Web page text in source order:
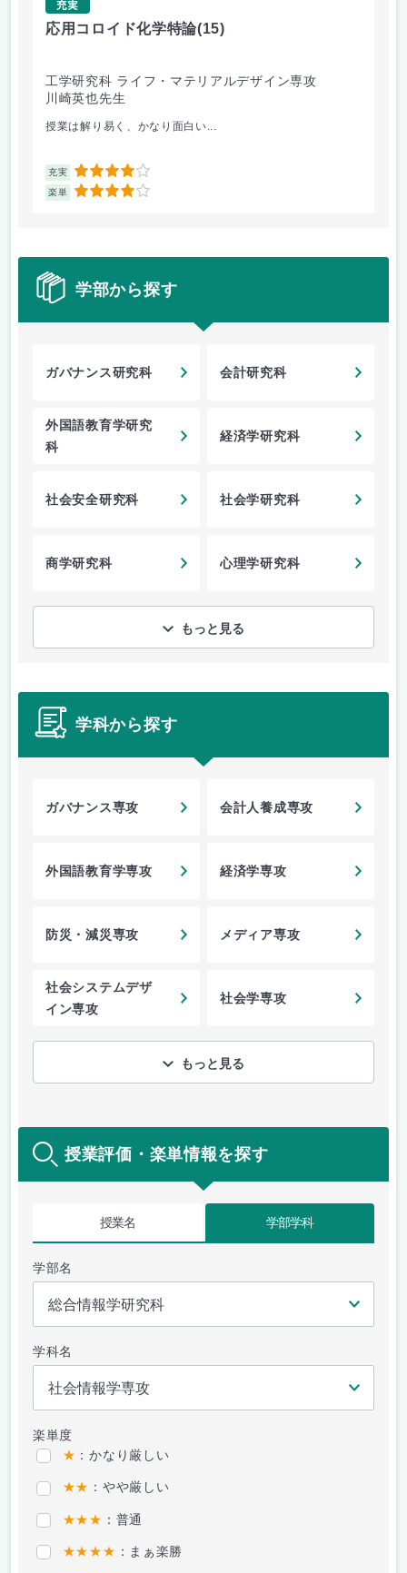
充実
応用コロイド化学特論(15)
工学研究科 ライフ・マテリアルデザイン専攻
川崎英也先生
授業は解り易く、かなり面白い...
充実 4
楽単 4
学部から探す
ガバナンス研究科 会計研究科
外国語教育学研究
科
経済学研究科
社会安全研究科 社会学研究科
商学研究科 心理学研究科
もっと見る
学科から探す
ガバナンス専攻 会計人養成専攻
外国語教育学専攻 経済学専攻
防災・減災専攻 メディア専攻
社会システムデザ
イン専攻
社会学専攻
もっと見る
授業評価・楽単情報を探す
授業名 学部学科
学部名
学科名
楽単度
★ ：かなり厳しい
★★ ：やや厳しい
★★★ ：普通
★★★★ ：まぁ楽勝